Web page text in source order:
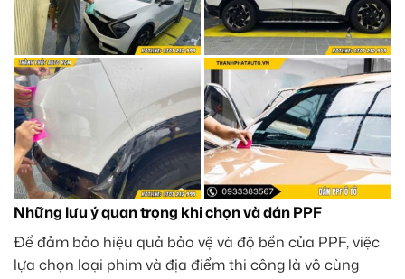
Những lưu ý quan trọng khi chọn và dán PPF
Để đảm bảo hiệu quả bảo vệ và độ bền của PPF, việc
lựa chọn loại phim và địa điểm thi công là vô cùng